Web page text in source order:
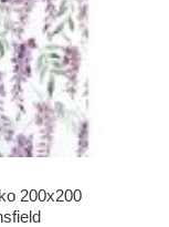
200x200